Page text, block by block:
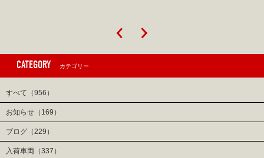
CATEGORY カテゴリー
すべて（956）
お知らせ（169）
ブログ（229）
入荷車両（337）